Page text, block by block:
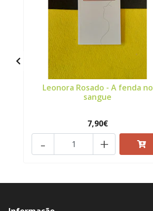
Leonora Rosado - A fenda no
sangue
7,90€
+
-